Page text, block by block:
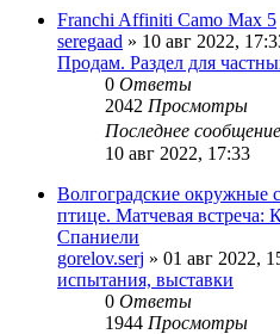
Franchi Affiniti Camo Max 5
seregaad » 10 авг 2022,
Продам. Раздел для
0 Ответы
2042 Просмотры
Последнее сообщение
10 авг 2022, 17:33
Волгоградские окружные
птице. Матчевая встреча:
Спаниели
gorelov.serj » 01 авг 2022,
испытания, выставки
0 Ответы
1944 Просмотры